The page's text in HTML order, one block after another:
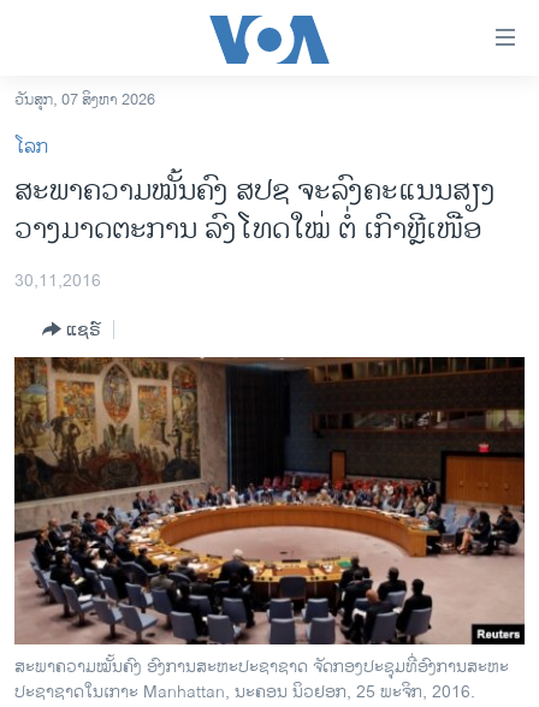
ເຂົ້າ
ຫາ
ຂ້າມ
ຂ້າມ
ຫາ
ຂ່າວ​ຈີນ
ໂລກ
ເອເຊຍ
ອິດສະຫຼະພາບດ້ານການຂ່າວ
ຊີວິດຊາວລາວ
ຊຸມຊົນຊາວລາວ
ວິທະຍາສາດ-ເທັກໂນໂລຈີ
ທຸລະກິດ
ພາສາອັງກິດ
ວີດີໂອ
ວັນສຸກ, 07 ສິງຫາ 2026
ໂລກ
ສະພາຄວາມໝັ້ນຄົງ ສປຊ ຈະລົງຄະແນນສຽງ
ວາງມາດຕະການ ລົງໂທດໃໝ່ ຕໍ່ ເກົາຫຼີເໜືອ
30,11,2016
ແຊຣ໌
ສະພາຄວາມໝັ້ນຄົງ ອົງການສະຫະປະຊາຊາດ ຈັດກອງປະຊຸມທີ່ອົງການສະຫະ
ປະຊາຊາດໃນເກາະ Manhattan, ນະຄອນ ນິວຢອກ, 25 ພະຈິກ, 2016.